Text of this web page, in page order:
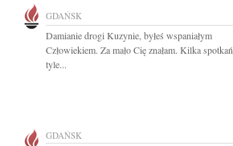
GDAŃSK
Damianie drogi Kuzynie, byłeś wspaniałym
Człowiekiem. Za mało Cię znałam. Kilka spotkań,
tyle...
GDAŃSK